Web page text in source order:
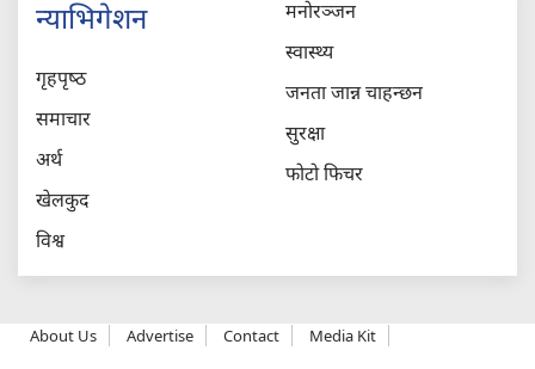
न्याभिगेशन
गृहपृष्‍ठ
समाचार
अर्थ
खेलकुद
विश्व
मनोरञ्जन
स्वास्थ्य
जनता जान्न चाहन्छन
सुरक्षा
फोटो फिचर
About Us Advertise Contact Media Kit